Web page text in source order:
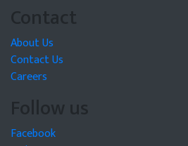
Contact
About Us
Contact Us
Careers
Follow us
Facebook